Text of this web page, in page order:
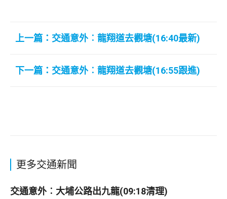
上一篇：交通意外︰龍翔道去觀塘(16:40最新)
下一篇：交通意外︰龍翔道去觀塘(16:55跟進)
更多交通新聞
交通意外︰大埔公路出九龍(09:18清理)